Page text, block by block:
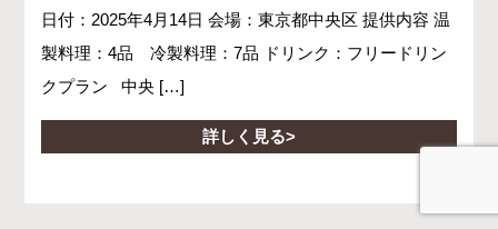
日付：2025年4月14日 会場：東京都中央区 提供内容 温
製料理：4品 冷製料理：7品 ドリンク：フリードリン
クプラン 中央 […]
詳しく見る